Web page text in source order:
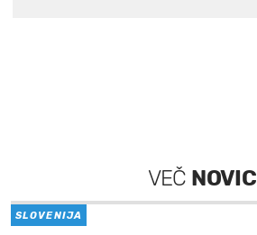
VEČ NOVIC
SLOVENIJA